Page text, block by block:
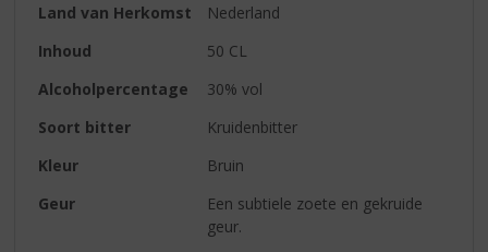
Land van Herkomst
Nederland
Inhoud
50 CL
Alcoholpercentage
30% vol
Soort bitter
Kruidenbitter
Kleur
Bruin
Geur
Een subtiele zoete en gekruide
geur.